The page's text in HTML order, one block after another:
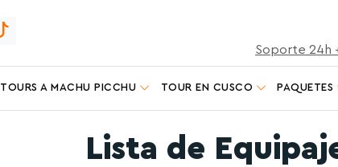
Soporte 24h
TOURS A MACHU PICCHU TOUR EN CUSCO PAQUETES
Lista de